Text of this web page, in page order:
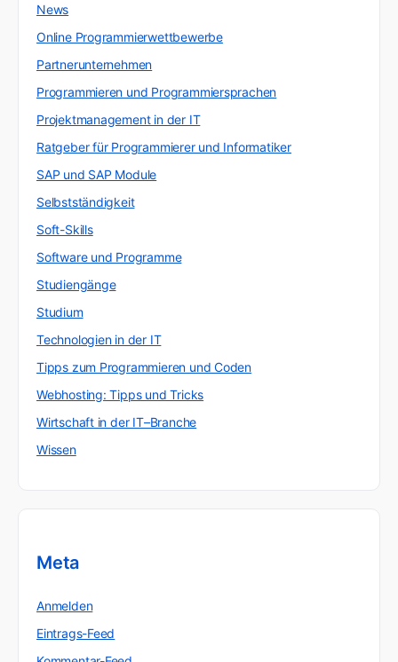
News
Online Programmierwettbewerbe
Partnerunternehmen
Programmieren und Programmiersprachen
Projektmanagement in der IT
Ratgeber für Programmierer und Informatiker
SAP und SAP Module
Selbstständigkeit
Soft-Skills
Software und Programme
Studiengänge
Studium
Technologien in der IT
Tipps zum Programmieren und Coden
Webhosting: Tipps und Tricks
Wirtschaft in der IT–Branche
Wissen
Meta
Anmelden
Eintrags-Feed